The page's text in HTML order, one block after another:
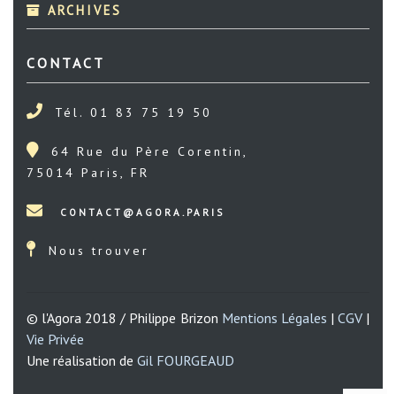
ARCHIVES
CONTACT
Tél. 01 83 75 19 50
64 Rue du Père Corentin,
75014 Paris, FR
Nous trouver
© l'Agora 2018 / Philippe Brizon Mentions Légales | CGV|
Vie Privée
Une réalisation de Gil FOURGEAUD